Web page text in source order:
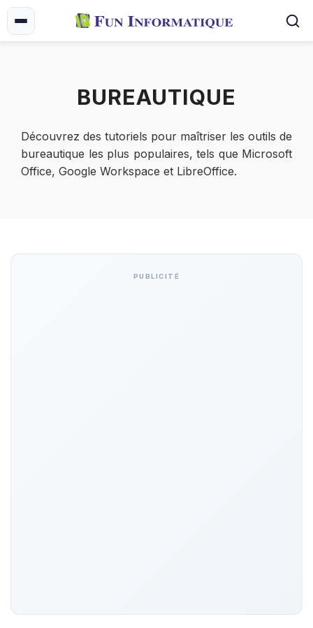
BUREAUTIQUE
Découvrez des tutoriels pour maîtriser les outils de
bureautique les plus populaires, tels que Microsoft
Office, Google Workspace et LibreOffice.
PUBLICITÉ